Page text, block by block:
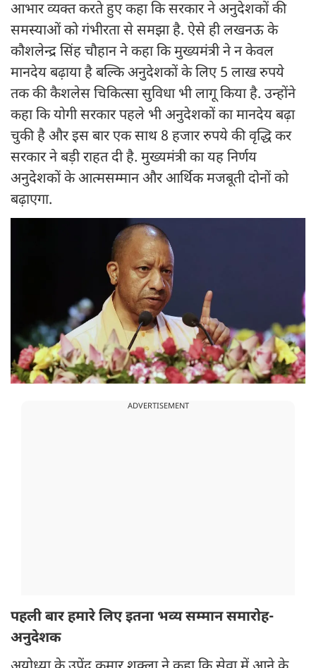
आभार व्यक्त करते हुए कहा कि सरकार ने अनुदेशकों की
समस्याओं को गंभीरता से समझा है. ऐसे ही लखनऊ के
कौशलेन्द्र सिंह चौहान ने कहा कि मुख्यमंत्री ने न केवल
मानदेय बढ़ाया है बल्कि अनुदेशकों के लिए 5 लाख रुपये
तक की कैशलेस चिकित्सा सुविधा भी लागू किया है. उन्होंने
कहा कि योगी सरकार पहले भी अनुदेशकों का मानदेय बढ़ा
चुकी है और इस बार एक साथ 8 हजार रुपये की वृद्धि कर
सरकार ने बड़ी राहत दी है. मुख्यमंत्री का यह निर्णय
अनुदेशकों के आत्मसम्मान और आर्थिक मजबूती दोनों को
बढ़ाएगा.
ADVERTISEMENT
पहली बार हमारे लिए इतना भव्य सम्मान समारोह-
अनुदेशक